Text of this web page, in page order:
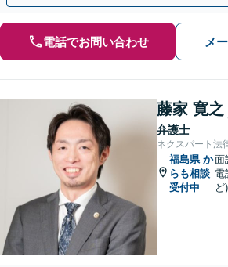
電話でお問い合わせ メ
藤家 寛之
弁護士
ネクスパート法
福島県 か
らも相談
受付中
面
電
ど